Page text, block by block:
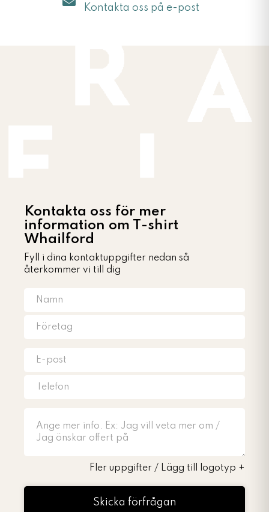
Kontakta oss på e-post
Kontakta oss för mer
information om T-shirt
Whailford
Fyll i dina kontaktuppgifter nedan så
återkommer vi till dig
Fler uppgifter / Lägg till logotyp +
Skicka förfrågan